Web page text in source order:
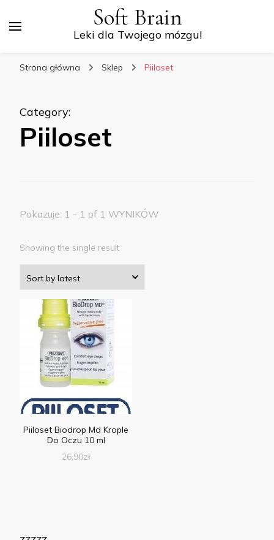
Soft Brain
Leki dla Twojego mózgu!
Strona główna Sklep Piiloset
Category:
Piiloset
Pokazuje: 1 - 1 of 1 WYNIKÓW
Showing the single result
Piiloset Biodrop Md Krople
Do Oczu 10 ml
26,90zł